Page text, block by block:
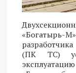
«Богатырь-
(ПК ТС)